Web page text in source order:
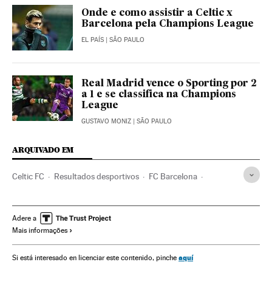
Onde e como assistir a Celtic x
Barcelona pela Champions League
EL PAÍS | SÃO PAULO
Real Madrid vence o Sporting por 2
a 1 e se classifica na Champions
League
GUSTAVO MONIZ | SÃO PAULO
ARQUIVADO EM
Celtic FC Resultados desportivos FC Barcelona
América Champions League 2016/2017
Champions League
Adere a
Mais informações
Si está interesado en licenciar este contenido, pinche aquí